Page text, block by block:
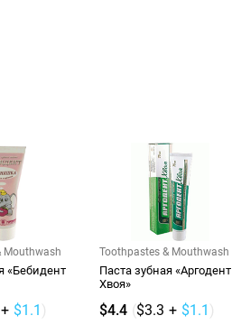
Mouthwash
«Бебидент
+ $1.1 )
Toothpastes & Mouthwash
Паста зубная «Аргодент
Хвоя»
$4.4 ($3.3 + $1.1 )